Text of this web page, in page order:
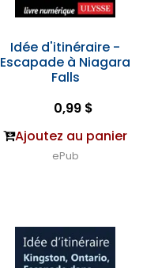
Idée d'itinéraire -
Escapade à Niagara
Falls
0,99 $
Ajoutez au panier
ePub